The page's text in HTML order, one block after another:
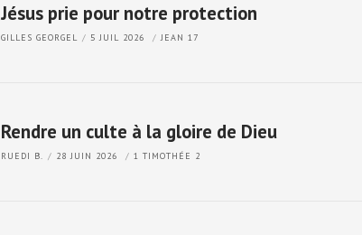
Jésus prie pour notre protection
GILLES GEORGEL 5 JUIL 2026 JEAN 17
Rendre un culte à la gloire de Dieu
RUEDI B. 28 JUIN 2026 1 TIMOTHÉE 2